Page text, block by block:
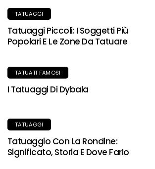
TATUAGGI
Tatuaggi Piccoli: I Soggetti Più
Popolari E Le Zone Da Tatuare
TATUATI FAMOSI
I Tatuaggi Di Dybala
TATUAGGI
Tatuaggio Con La Rondine:
Significato, Storia E Dove Farlo